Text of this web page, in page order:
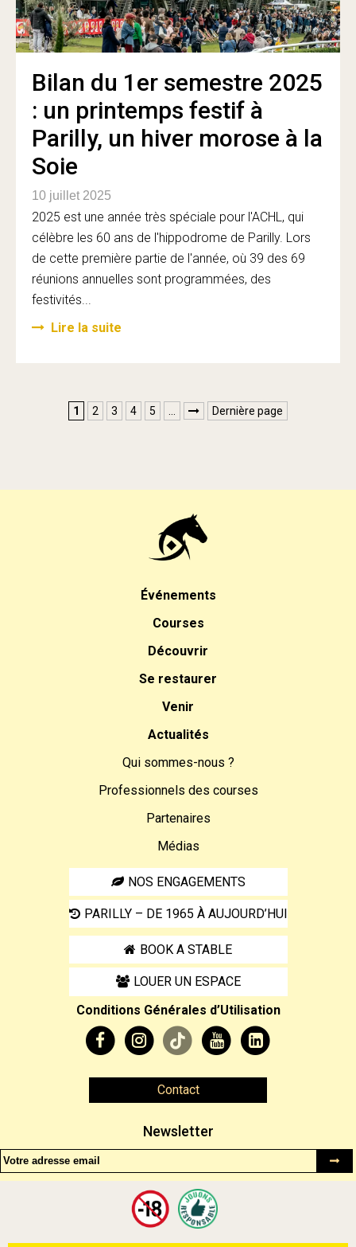
Bilan du 1er semestre 2025
: un printemps festif à
Parilly, un hiver morose à la
Soie
10 juillet 2025
2025 est une année très spéciale pour l'ACHL, qui
célèbre les 60 ans de l'hippodrome de Parilly. Lors
de cette première partie de l'année, où 39 des 69
réunions annuelles sont programmées, des
festivités...
Lire la suite
1 2 3 4 5  Dernière page
Événements
Courses
Découvrir
Se restaurer
Venir
Actualités
Qui sommes-nous ?
Professionnels des courses
Partenaires
Médias
NOS ENGAGEMENTS
PARILLY – DE 1965 À AUJOURD’HUI
BOOK A STABLE
LOUER UN ESPACE
Conditions Générales d’Utilisation
Contact
Newsletter